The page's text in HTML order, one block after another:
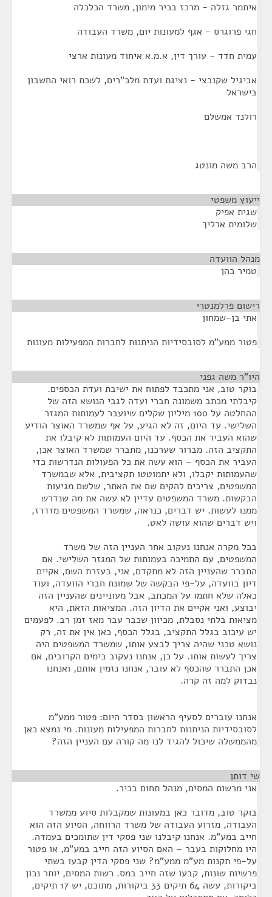
איתמר גזלה - מרכז בכיר מימון, משרד הכלכלה
חגי פרוגרס - אגף למעונות יום, משרד העבודה
עמית חדד - עורך דין, א.מ.א איחוד מעונות ארצי
אביגיל שקובצי - נציגת ועדת מלכ"רים, לשכת רואי החשבון
בישראל
רולנד אמשלם
הרב משה מונטג
ייעוץ משפטי
שגית אפיק
שלומית ארליך
מנהל הוועדה
טמיר כהן
רישום פרלמנטרי
אתי בן-שמחון
פטור ממע"מ לסובסידיות הניתנות לחברות המפעילות מעונות
היו"ר משה גפני
בוקר טוב, אני מתכבד לפתוח את ישיבת ועדת הכספים.
קיבלתי מכתב משמונה חברי ועדה לגבי הנושא הזה של
ההחלטה על 100 מיליון שקלים שיועבר לעמותות המגזר
השלישי. עד היום, זה לא הגיע, על אף שמשרד האוצר הודיע
שהוא העביר את הכסף. עד היום העמותות לא קיבלו את
התקציב הזה. מברור שערכנו, מתברר שמשרד האוצר אכן,
העביר את הכסף – הוא עשה את כל הפעולות הנדרשות כדי
שהעמותות יקבלו, ולא יתמוטטו תקציבית, אלא שבמשרד
המשפטים, צריכים להקים שם את האתר, שלשם מגיעות
הבקשות. משרד המשפטים עדיין לא עשה את מה שנדרש
ממנו לעשות. יש דברים, כנראה, שמשרד המשפטים מזדרז,
ויש דברים שהוא עושה לאט.
בכל מקרה אנחנו נעקוב אחר העניין הזה של משרד
המשפטים, עם התמיכה בעמותות של המגזר השלישי. אם
התברר שהעניין הזה לא מתקדם, אני, בעזרת השם, אקיים
דיון בוועדה, על-פי הבקשה של שמונת חברי הוועדה, ועוד
כאלה שלא חתמו על המכתב, אבל מעוניינים שהעניין הזה
יבוצע, ואני אקיים את הדיון הזה. המציאות הזאת, היא
מציאות בלתי נסבלת, מכיוון שכבר עבר מאז זמן רב. לפעמים
יש עיכוב בגלל התקציב, בגלל הכסף, כאן אין את זה, רק
נושא טכני שהיה צריך לבצע אותו, שמשרד המשפטים היה
צריך לעשות אותו. על כן, אנחנו נעקוב בימים הקרובים, אם
אכן התברר שהכסף לא עובר, אנחנו נזמין אותם, ואנחנו
נבדוק למה זה קרה.
אנחנו עוברים לסעיף הראשון בסדר היום: פטור ממע"מ
לסובסידיות הניתנות לחברות המפעילות מעונות. מי נמצא כאן
מהממשלה שיכול להגיד לנו מה קורה עם העניין הזה?
שי דותן
אני מרשות המסים, מנהל תחום בכיר.
בוקר טוב, מדובר כאן במעונות שמקבלות סיוע ממשרד
העבודה, מזרוע העבודה של משרד הרווחה, הסיוע הזה הוא
חייב במע"מ. אנחנו קיבלנו שני פסקי דין שתומכים בעמדה.
היו מחלוקות בעבר – האם הסיוע הזה חייב במע"מ, או פטור
על-פי תקנות מע"מ ממע"מ? שני פסקי הדין קבעו בשתי
פרשיות שונות, קבעו שזה חייב במס. רשות המסים, יותר נכון
ביקורות, עשה 64 תיקים 33 ביקורות, מתוכם, יש 17 תיקים,